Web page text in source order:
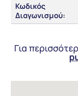
Κωδικός
Διαγωνισμού:
Για